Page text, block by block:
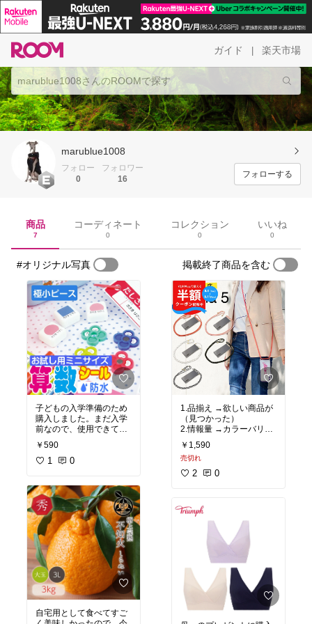
ガイド 楽天市場
marublue1008
フォロー
0
フォロワー
16
フォローする
商品
7
コーディネート
0
コレクション
0
いいね
0
#オリジナル写真 掲載終了商品を含む
子どもの入学準備のため
購入しました。まだ入学
前なので、使用できてい
ませんが、シールがたく
さんあるので色々なもの
に貼れそうです。
￥590
1 0
自宅用として食べてすご
1.品揃え →欲しい商品が
（見つかった）
2.情報量 →カラーバリエ
ーションの画像が（あっ
た）
3.決済方法 →希望の決済
方法が（あった）
￥1,590
売切れ
2 0